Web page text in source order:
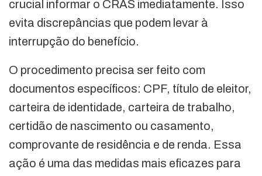
crucial informar o CRAS imediatamente. Isso
evita discrepâncias que podem levar à
interrupção do benefício.
O procedimento precisa ser feito com
documentos específicos: CPF, título de eleitor,
carteira de identidade, carteira de trabalho,
certidão de nascimento ou casamento,
comprovante de residência e de renda. Essa
ação é uma das medidas mais eficazes para